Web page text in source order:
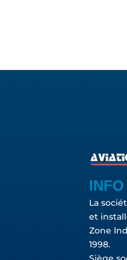
La
et
Zone
1998.